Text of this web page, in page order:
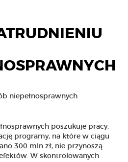
poszukuje pracy.
programy, na które w ciągu
300 mln zł, nie przynoszą
W skontrolowanych